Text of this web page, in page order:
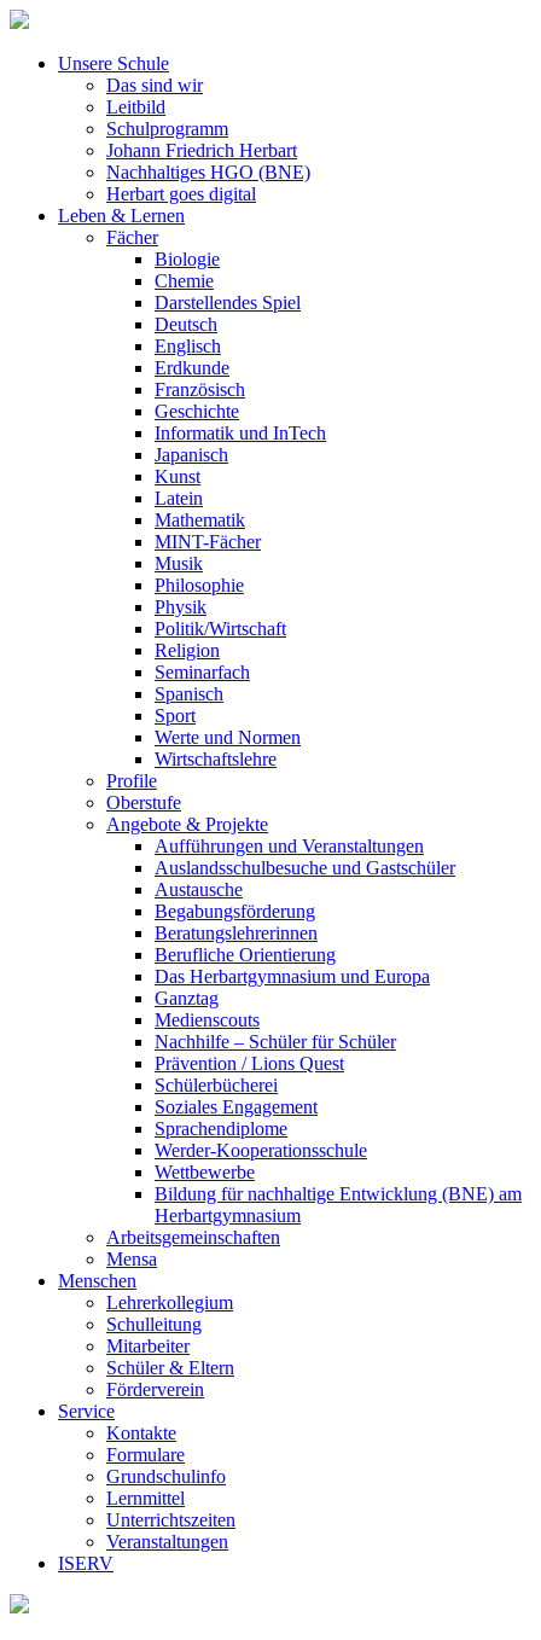
Unsere Schule
Das sind wir
Leitbild
Schulprogramm
Johann Friedrich Herbart
Nachhaltiges HGO (BNE)
Herbart goes digital
Leben & Lernen
Fächer
Biologie
Chemie
Darstellendes Spiel
Deutsch
Englisch
Erdkunde
Französisch
Geschichte
Informatik und InTech
Japanisch
Kunst
Latein
Mathematik
MINT-Fächer
Musik
Philosophie
Physik
Politik/Wirtschaft
Religion
Seminarfach
Spanisch
Sport
Werte und Normen
Wirtschaftslehre
Profile
Oberstufe
Angebote & Projekte
Aufführungen und Veranstaltungen
Auslandsschulbesuche und Gastschüler
Austausche
Begabungsförderung
Beratungslehrerinnen
Berufliche Orientierung
Das Herbartgymnasium und Europa
Ganztag
Medienscouts
Nachhilfe – Schüler für Schüler
Prävention / Lions Quest
Schülerbücherei
Soziales Engagement
Sprachendiplome
Werder-Kooperationsschule
Wettbewerbe
Bildung für nachhaltige Entwicklung (BNE) am
Herbartgymnasium
Arbeitsgemeinschaften
Mensa
Menschen
Lehrerkollegium
Schulleitung
Mitarbeiter
Schüler & Eltern
Förderverein
Service
Kontakte
Formulare
Grundschulinfo
Lernmittel
Unterrichtszeiten
Veranstaltungen
ISERV